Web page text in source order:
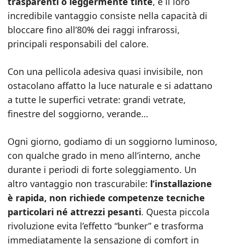
incredibile vantaggio consiste nella capacità di
bloccare fino all’80% dei raggi infrarossi,
principali responsabili del calore.
Con una pellicola adesiva quasi invisibile, non
ostacolano affatto la luce naturale e si adattano
a tutte le superfici vetrate: grandi vetrate,
finestre del soggiorno, verande…
Ogni giorno, godiamo di un soggiorno luminoso,
con qualche grado in meno all’interno, anche
durante i periodi di forte soleggiamento. Un
altro vantaggio non trascurabile: l’installazione
è rapida, non richiede competenze tecniche
particolari né attrezzi pesanti. Questa piccola
rivoluzione evita l’effetto “bunker” e trasforma
immediatamente la sensazione di comfort in